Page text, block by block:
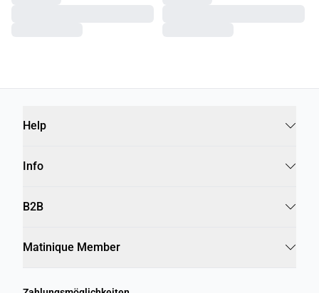
Help
Info
B2B
Matinique Member